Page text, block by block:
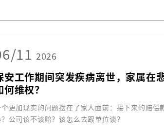
11 2026
安工作期间突发疾病离世，家属在
何维权？
更加现实的问题摆在了家人面前：接下来的赔偿
公司该不该赔？该怎么去跟单位谈？